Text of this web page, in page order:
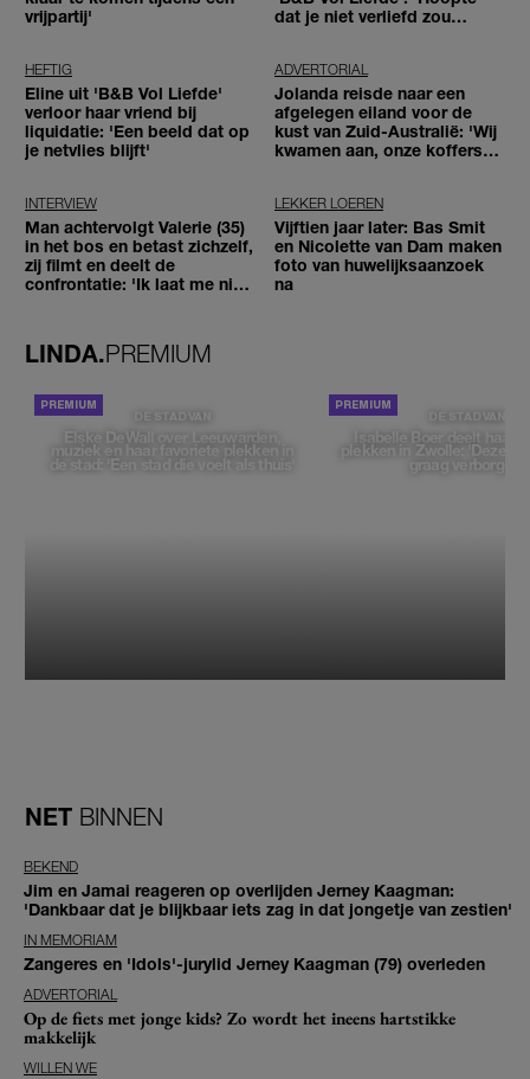
vrijpartij'
dat je niet verliefd zou
HEFTIG
Eline uit 'B&B Vol Liefde'
verloor haar vriend bij
liquidatie: 'Een beeld dat op
je netvlies blijft'
ADVERTORIAL
Jolanda reisde naar een
afgelegen eiland voor de
kust van Zuid-Australië: 'Wij
kwamen aan, onze koffers
INTERVIEW
Man achtervolgt Valerie (35)
in het bos en betast zichzelf,
zij filmt en deelt de
confrontatie: 'Ik laat me niet
LEKKER LOEREN
Vijftien jaar later: Bas Smit
en Nicolette van Dam maken
foto van huwelijksaanzoek
na
LINDA.PREMIUM
DE STAD VAN
Elske DeWall over Leeuwarden,
muziek en haar favoriete plekken in
de stad: 'Een stad die voelt als thuis'
DE STAD VAN
Isabelle Boer deelt haar
plekken in Zwolle: 'Deze
graag verborgen'
NET BINNEN
BEKEND
Jim en Jamai reageren op overlijden Jerney Kaagman:
'Dankbaar dat je blijkbaar iets zag in dat jongetje van zestien'
IN MEMORIAM
Zangeres en 'Idols'-jurylid Jerney Kaagman (79) overleden
ADVERTORIAL
Op de fiets met jonge kids? Zo wordt het ineens hartstikke
makkelijk
WILLEN WE